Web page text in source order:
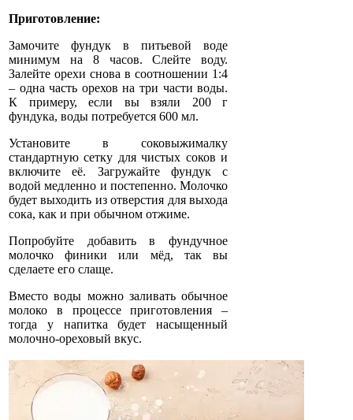
Приготовление:
Замочите фундук в питьевой воде
минимум на 8 часов. Слейте воду.
Залейте орехи снова в соотношении 1:4
– одна часть орехов на три части воды.
К примеру, если вы взяли 200 г
фундука, воды потребуется 600 мл.
Установите в соковыжималку
стандартную сетку для чистых соков и
включите её. Загружайте фундук с
водой медленно и постепенно. Молочко
будет выходить из отверстия для выхода
сока, как и при обычном отжиме.
Попробуйте добавить в фундучное
молочко финики или мёд, так вы
сделаете его слаще.
Вместо воды можно заливать обычное
молоко в процессе приготовления –
тогда у напитка будет насыщенный
молочно-ореховый вкус.